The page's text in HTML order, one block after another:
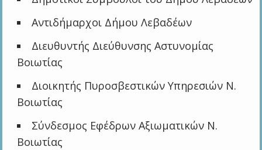
Αντιδήμαρχοι Δήμου Λεβαδέων
Διευθυντής Διεύθυνσης Αστυνομίας
Βοιωτίας
Διοικητής Πυροσβεστικών Υπηρεσιών Ν.
Βοιωτίας
Σύνδεσμος Εφέδρων Αξιωματικών Ν.
Βοιωτίας